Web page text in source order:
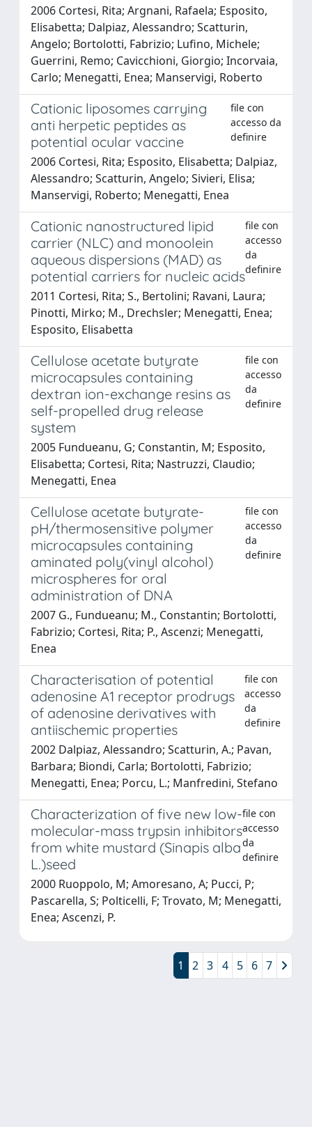
2006 Cortesi, Rita; Argnani, Rafaela; Esposito,
Elisabetta; Dalpiaz, Alessandro; Scatturin,
Angelo; Bortolotti, Fabrizio; Lufino, Michele;
Guerrini, Remo; Cavicchioni, Giorgio; Incorvaia,
Carlo; Menegatti, Enea; Manservigi, Roberto
Cationic liposomes carrying
anti herpetic peptides as
potential ocular vaccine
file con
accesso da
definire
2006 Cortesi, Rita; Esposito, Elisabetta; Dalpiaz,
Alessandro; Scatturin, Angelo; Sivieri, Elisa;
Manservigi, Roberto; Menegatti, Enea
Cationic nanostructured lipid
carrier (NLC) and monoolein
aqueous dispersions (MAD) as
potential carriers for nucleic acids
file con
accesso
da
definire
2011 Cortesi, Rita; S., Bertolini; Ravani, Laura;
Pinotti, Mirko; M., Drechsler; Menegatti, Enea;
Esposito, Elisabetta
Cellulose acetate butyrate
microcapsules containing
dextran ion-exchange resins as
self-propelled drug release
system
file con
accesso
da
definire
2005 Fundueanu, G; Constantin, M; Esposito,
Elisabetta; Cortesi, Rita; Nastruzzi, Claudio;
Menegatti, Enea
Cellulose acetate butyrate-
pH/thermosensitive polymer
microcapsules containing
aminated poly(vinyl alcohol)
microspheres for oral
administration of DNA
file con
accesso
da
definire
2007 G., Fundueanu; M., Constantin; Bortolotti,
Fabrizio; Cortesi, Rita; P., Ascenzi; Menegatti,
Enea
Characterisation of potential
adenosine A1 receptor prodrugs
of adenosine derivatives with
antiischemic properties
file con
accesso
da
definire
2002 Dalpiaz, Alessandro; Scatturin, A.; Pavan,
Barbara; Biondi, Carla; Bortolotti, Fabrizio;
Menegatti, Enea; Porcu, L.; Manfredini, Stefano
Characterization of five new low-
molecular-mass trypsin inhibitors
from white mustard (Sinapis alba
L.)seed
file con
accesso
da
definire
2000 Ruoppolo, M; Amoresano, A; Pucci, P;
Pascarella, S; Polticelli, F; Trovato, M; Menegatti,
Enea; Ascenzi, P.
1 2 3 4 5 6 7